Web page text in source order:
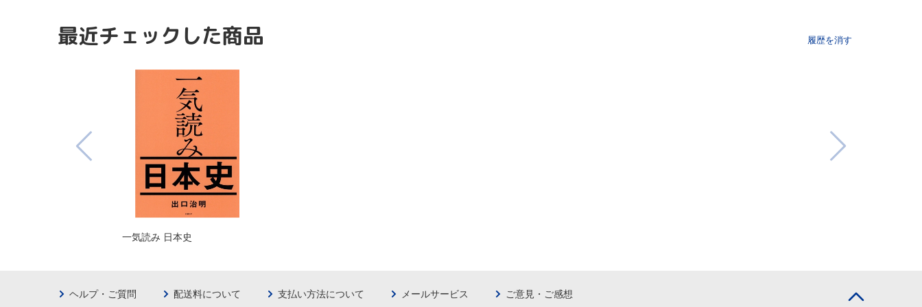
最近チェックした商品 履歴を消す
一気読み 日本史
ヘルプ・ご質問 配送料について 支払い方法について メールサービス ご意見・ご感想